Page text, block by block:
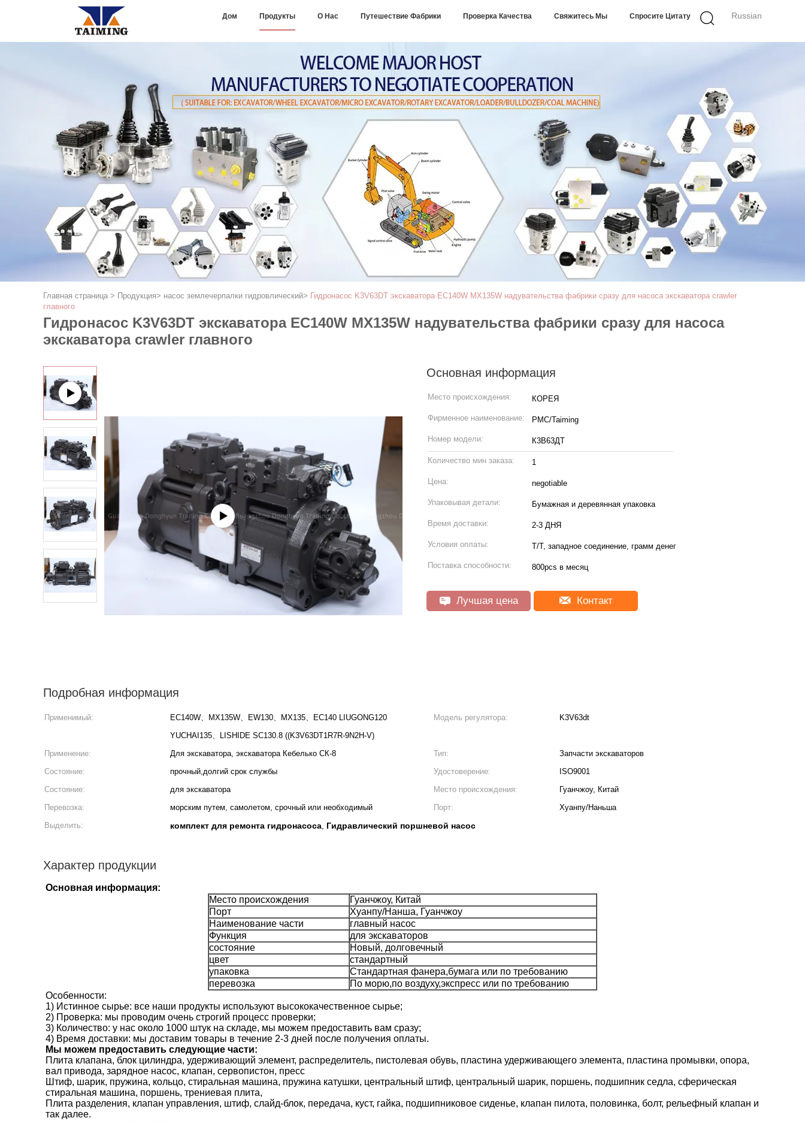
Russian
Дом Продукты О Нас Путешествие Фабрики Проверка Качества Свяжитесь Мы Спросите Цитату
Главная страница > Продукция> насос землечерпалки гидровлический> Гидронасос K3V63DT экскаватора EC140W MX135W надувательства фабрики сразу для насоса экскаватора crawler
главного
Гидронасос K3V63DT экскаватора EC140W MX135W надувательства фабрики сразу для насоса
экскаватора crawler главного
Основная информация
Место происхождения: КОРЕЯ
Фирменное наименование: PMC/Taiming
Номер модели: К3В63ДТ
Количество мин заказа: 1
Цена: negotiable
Упаковывая детали: Бумажная и деревянная упаковка
Время доставки: 2-3 ДНЯ
Условия оплаты: T/T, западное соединение, грамм денег
Поставка способности: 800pcs в месяц
Лучшая цена Контакт
Подробная информация
Применимый:
EC140W、MX135W、EW130、MX135、EC140 LIUGONG120
YUCHAI135、LISHIDE SC130.8 ((K3V63DT1R7R-9N2H-V)
Модель регулятора: K3V63dt
Применение: Для экскаватора, экскаватора Кебелько СК-8 Тип:
Запчасти экскаваторов
Состояние:
прочный,долгий срок службы Удостоверение:
ISO9001
Состояние:
для экскаватора Место происхождения:
Гуанчжоу, Китай
Перевозка:
морским путем, самолетом, срочный или необходимый Порт:
Хуанпу/Наньша
Выделить:
комплект для ремонта гидронасоса, Гидравлический поршневой насос
Характер продукции
Основная информация:
Место происхождения
Гуанчжоу, Китай
Порт
Хуанпу/Нанша, Гуанчжоу
Наименование части
главный насос
Функция
для экскаваторов
состояние
Новый, долговечный
цвет
стандартный
упаковка
Стандартная фанера,бумага или по требованию
перевозка
По морю,по воздуху,экспресс или по требованию
Особенности:
1) Истинное сырье: все наши продукты используют высококачественное сырье;
2) Проверка: мы проводим очень строгий процесс проверки;
3) Количество: у нас около 1000 штук на складе, мы можем предоставить вам сразу;
4) Время доставки: мы доставим товары в течение 2-3 дней после получения оплаты.
Мы можем предоставить следующие части:
Плита клапана, блок цилиндра, удерживающий элемент, распределитель, пистолевая обувь, пластина удерживающего элемента, пластина промывки, опора,
вал привода, зарядное насос, клапан, сервопистон, пресс
Штиф, шарик, пружина, кольцо, стиральная машина, пружина катушки, центральный штиф, центральный шарик, поршень, подшипник седла, сферическая
стиральная машина, поршень, трениевая плита,
Плита разделения, клапан управления, штиф, слайд-блок, передача, куст, гайка, подшипниковое сиденье, клапан пилота, половинка, болт, рельефный клапан и
так далее.